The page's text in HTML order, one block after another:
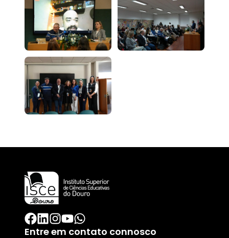
Entre em contato connosco